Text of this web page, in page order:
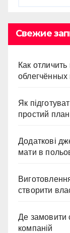
Свежие
Как
облегчённых
Як
простий
Додаткові
мати в
створити
Де замовити
компаній